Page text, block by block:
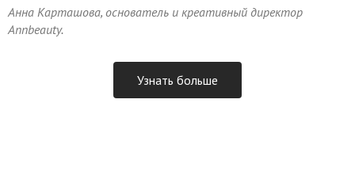
Анна Карташова, основатель и креативный директор
Annbeauty.
Узнать больше